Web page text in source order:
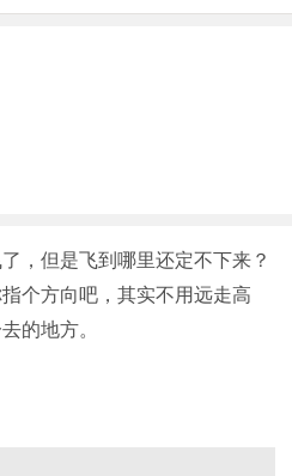
，但是飞到哪里还定不下来？
个方向吧，其实不用远走高
的地方。